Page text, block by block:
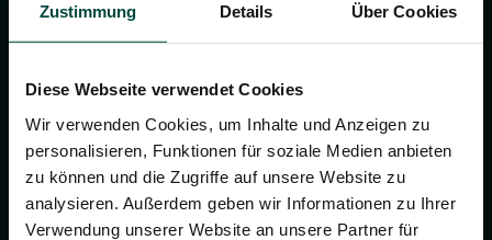
Zustimmung Details Über Cookies
Diese Webseite verwendet Cookies
Wir verwenden Cookies, um Inhalte und Anzeigen zu
personalisieren, Funktionen für soziale Medien anbieten
zu können und die Zugriffe auf unsere Website zu
analysieren. Außerdem geben wir Informationen zu Ihrer
Verwendung unserer Website an unsere Partner für
Ruhrallee 7
46395 Bocholt